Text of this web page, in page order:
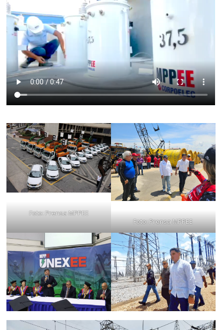
Foto: Prensa MPPEE
Foto: Prensa MPPEE